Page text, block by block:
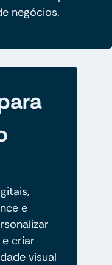
negócios.
e
criar
visual